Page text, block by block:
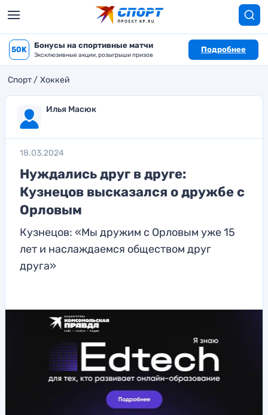
50K Бонусы на спортивные матчи
Эксклюзивные акции, розыгрыши призов
Подробнее
Спорт Хоккей
Илья Масюк
18.03.2024
Нуждались друг в друге:
Кузнецов высказался о дружбе с
Орловым
Кузнецов: «Мы дружим с Орловым уже 15
лет и наслаждаемся обществом друг
друга»